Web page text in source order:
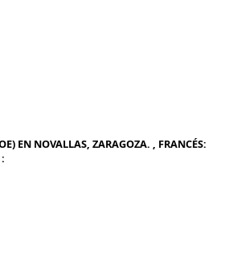
EN NOVALLAS, ZARAGOZA. , FRANCÉS: